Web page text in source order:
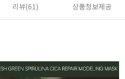
리뷰(61) 상품정보제공